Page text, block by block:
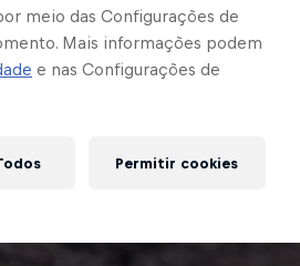
meio das Configurações de
Mais informações podem
e nas Configurações de
Permitir cookies